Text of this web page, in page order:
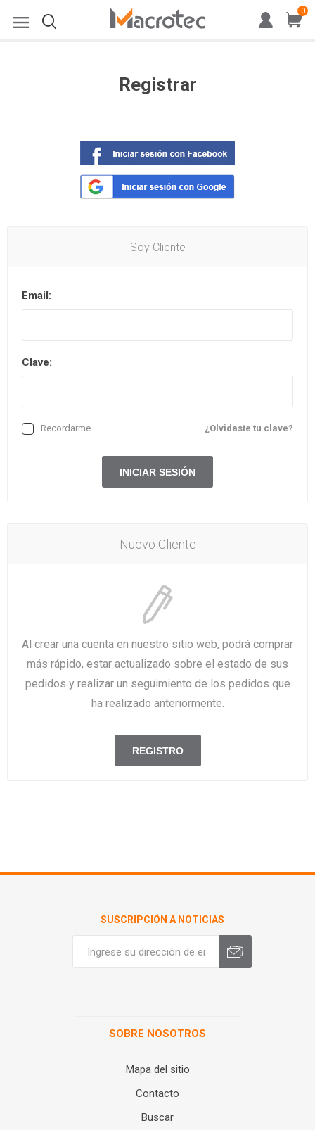
0
Registrar
Soy Cliente
Email:
Clave:
¿Olvidaste tu clave?
Recordarme
Nuevo Cliente
Al crear una cuenta en nuestro sitio web, podrá comprar
más rápido, estar actualizado sobre el estado de sus
pedidos y realizar un seguimiento de los pedidos que
ha realizado anteriormente.
SUSCRIPCIÓN A NOTICIAS
SOBRE NOSOTROS
Mapa del sitio
Contacto
Buscar